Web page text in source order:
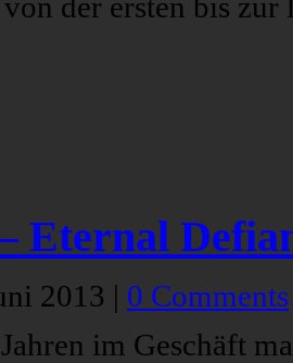
der ersten bis
Eternal
2013 | 0 Comments
im Geschäft